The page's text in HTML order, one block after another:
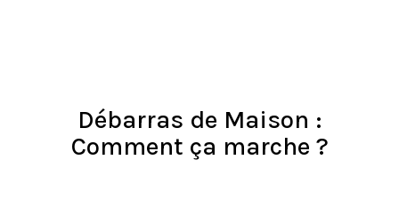
Débarras de Maison :
Comment ça marche ?